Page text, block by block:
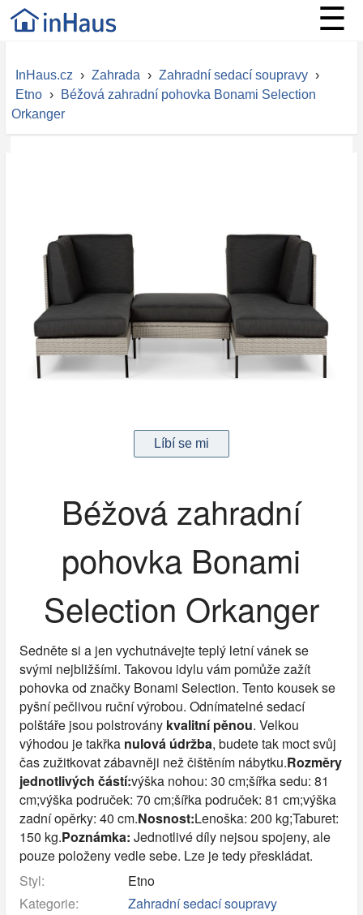
☰
InHaus.cz › Zahrada › Zahradní sedací soupravy ›
Etno ›
Béžová zahradní pohovka Bonami Selection
Orkanger
Béžová zahradní
pohovka Bonami
Selection Orkanger
Sedněte si a jen vychutnávejte teplý letní vánek se
svými nejbližšími. Takovou idylu vám pomůže zažít
pohovka od značky Bonami Selection. Tento kousek se
pyšní pečlivou ruční výrobou. Odnímatelné sedací
polštáře jsou polstrovány kvalitní pěnou. Velkou
výhodou je takřka nulová údržba, budete tak moct svůj
čas zužitkovat zábavněji než čištěním nábytku.Rozměry
jednotlivých částí:výška nohou: 30 cm;šířka sedu: 81
cm;výška područek: 70 cm;šířka područek: 81 cm;výška
zadní opěrky: 40 cm.Nosnost:Lenoška: 200 kg;Taburet:
150 kg.Poznámka: Jednotlivé díly nejsou spojeny, ale
pouze položeny vedle sebe. Lze je tedy přeskládat.
Styl:
Etno
Kategorie:
Zahradní sedací soupravy